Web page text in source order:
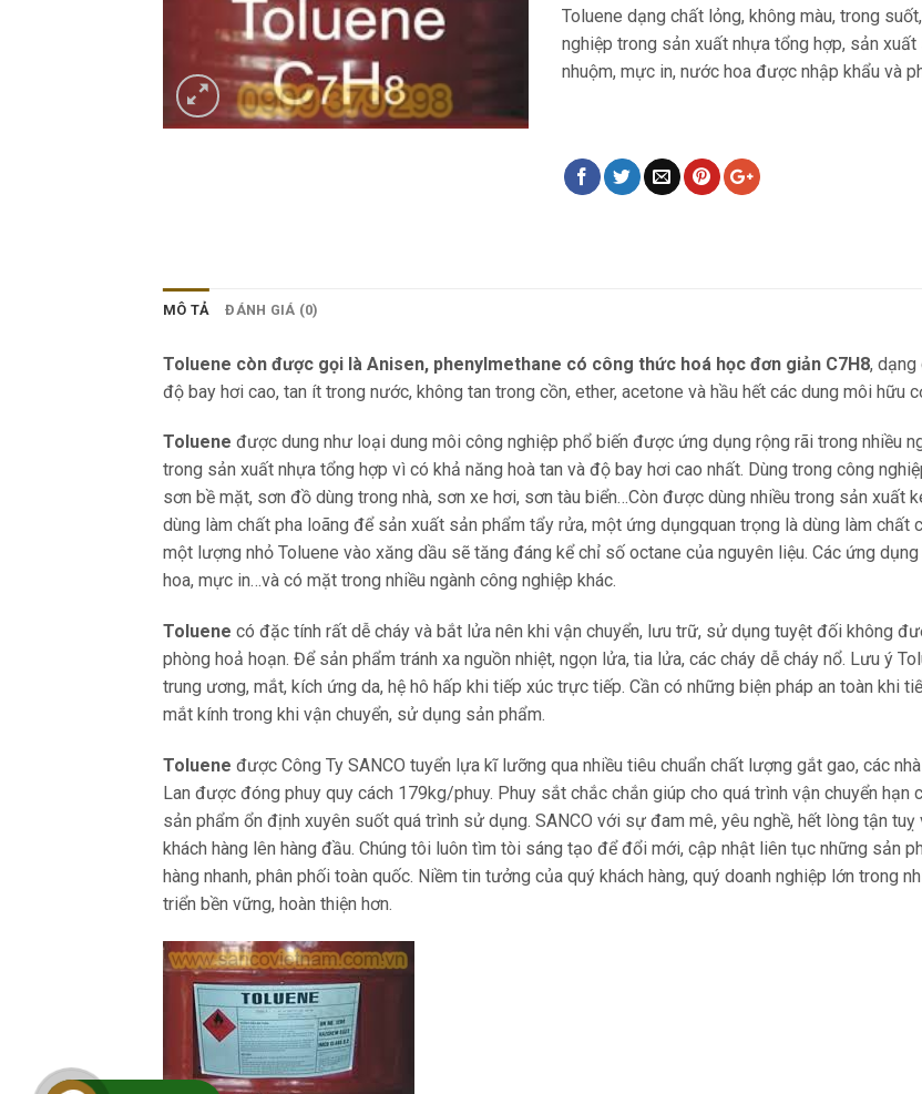
Toluene dạng chất lỏng, không màu, trong
nghiệp trong sản xuất nhựa tổng hợp, sản
nhuộm, mực in, nước hoa được nhập khẩu và
MÔ TẢ ĐÁNH GIÁ (0)
Toluene còn được gọi là Anisen, phenylmethane có công thức hoá học đơn giản C7H8, dạng
độ bay hơi cao, tan ít trong nước, không tan trong cồn, ether, acetone và hầu hết các dung môi hữu
Toluene được dung như loại dung môi công nghiệp phổ biến được ứng dụng rộng rãi trong nhiều
trong sản xuất nhựa tổng hợp vì có khả năng hoà tan và độ bay hơi cao nhất. Dùng trong công
sơn bề mặt, sơn đồ dùng trong nhà, sơn xe hơi, sơn tàu biển…Còn được dùng nhiều trong sản xuất
dùng làm chất pha loãng để sản xuất sản phẩm tẩy rửa, một ứng dụngquan trọng là dùng làm chất
một lượng nhỏ Toluene vào xăng dầu sẽ tăng đáng kể chỉ số octane của nguyên liệu. Các ứng
hoa, mực in…và có mặt trong nhiều ngành công nghiệp khác.
Toluene có đặc tính rất dễ cháy và bắt lửa nên khi vận chuyển, lưu trữ, sử dụng tuyệt đối không
phòng hoả hoạn. Để sản phẩm tránh xa nguồn nhiệt, ngọn lửa, tia lửa, các cháy dễ cháy nổ. Lưu ý
trung ương, mắt, kích ứng da, hệ hô hấp khi tiếp xúc trực tiếp. Cần có những biện pháp an toàn khi
mắt kính trong khi vận chuyển, sử dụng sản phẩm.
Toluene được Công Ty SANCO tuyển lựa kĩ lưỡng qua nhiều tiêu chuẩn chất lượng gắt gao, các
Lan được đóng phuy quy cách 179kg/phuy. Phuy sắt chắc chắn giúp cho quá trình vận chuyển
sản phẩm ổn định xuyên suốt quá trình sử dụng. SANCO với sự đam mê, yêu nghề, hết lòng tận
khách hàng lên hàng đầu. Chúng tôi luôn tìm tòi sáng tạo để đổi mới, cập nhật liên tục những sản
hàng nhanh, phân phối toàn quốc. Niềm tin tưởng của quý khách hàng, quý doanh nghiệp lớn trong
triển bền vững, hoàn thiện hơn.